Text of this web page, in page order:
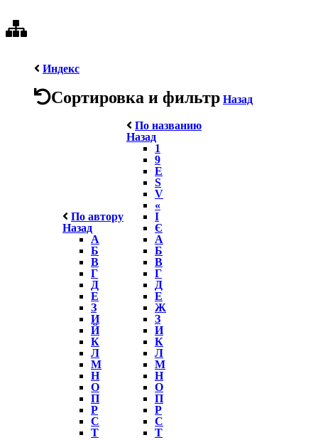
Индекс
Сортировка и фильтр Назад
По автору
Назад
А
Б
В
Г
Д
Е
З
И
Й
К
Л
М
Н
О
П
Р
С
Т
По названию
Назад
1
9
E
S
V
«
І
Є
А
Б
В
Г
Д
Е
Ж
З
И
К
Л
М
Н
О
П
Р
С
Т